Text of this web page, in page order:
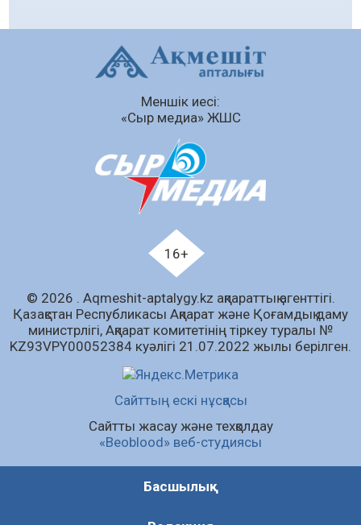
Сыбайлас жемқорлық
Аумақтан тыс соттылық – сот төрелігінің
ашықтығы мен қолжетімділігін арттыру
«Дауыс беру учаскесін қалай табуға болады?»￼
07.08.2026 60 0
Барлық жаңалық
Меншік иесі:
«Сыр медиа» ЖШС
16+
© 2026 . Аqmeshit-aptalygy.kz ақпараттық агенттігі.
Қазақстан Республикасы Ақпарат және Қоғамдық даму
министрлігі, Ақпарат комитетінің тіркеу туралы №
KZ93VPY00052384 куәлігі 21.07.2022 жылы берілген.
Сайттың ескі нұсқасы
Сайтты жасау және техқолдау
«Beoblood» веб-студиясы
Басшылық